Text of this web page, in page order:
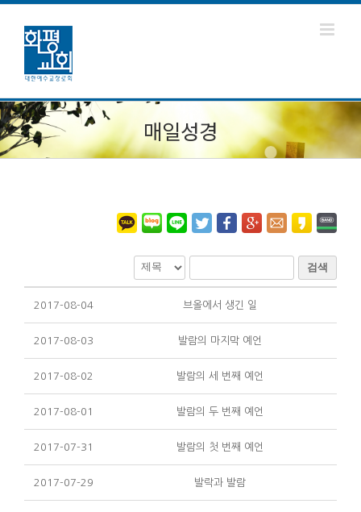
매일성경
검색
2017-08-04 브올에서 생긴 일
2017-08-03 발람의 마지막 예언
2017-08-02 발람의 세 번째 예언
2017-08-01 발람의 두 번째 예언
2017-07-31 발람의 첫 번째 예언
2017-07-29 발락과 발람